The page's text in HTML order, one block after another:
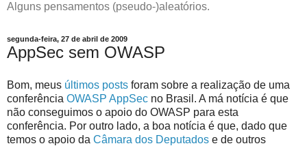
Alguns pensamentos (pseudo-)aleatórios.
segunda-feira, 27 de abril de 2009
AppSec sem OWASP
Bom, meus últimos posts foram sobre a realização de uma
conferência OWASP AppSec no Brasil. A má notícia é que
não conseguimos o apoio do OWASP para esta
conferência. Por outro lado, a boa notícia é que, dado que
temos o apoio da Câmara dos Deputados e de outros